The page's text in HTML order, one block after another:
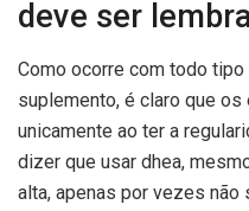
deve ser
Como ocorre com todo
suplemento, é claro que
unicamente ao ter a
dizer que usar dhea,
alta, apenas por vezes não